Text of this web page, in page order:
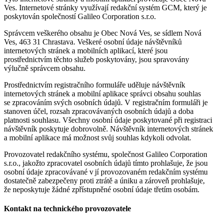
Ves. Internetové stránky využívají redakční systém GCM, který je
poskytován společností Galileo Corporation s.r.o.
Správcem veškerého obsahu je Obec Nová Ves, se sídlem Nová
Ves, 463 31 Chrastava. Veškeré osobní údaje návštěvníků
internetových stránek a mobilních aplikací, které jsou
prostřednictvím těchto služeb poskytovány, jsou spravovány
výlučně správcem obsahu.
Prostřednictvím registračního formuláře uděluje návštěvník
internetových stránek a mobilní aplikace správci obsahu souhlas
se zpracováním svých osobních údajů. V registračním formuláři je
stanoven účel, rozsah zpracovávaných osobních údajů a doba
platnosti souhlasu. Všechny osobní údaje poskytované při registraci
návštěvník poskytuje dobrovolně. Návštěvník internetových stránek
a mobilní aplikace má možnost svůj souhlas kdykoli odvolat.
Provozovatel redakčního systému, společnost Galileo Corporation
s.r.o., jakožto zpracovatel osobních údajů tímto prohlašuje, že jsou
osobní údaje zpracovávané v jí provozovaném redakčním systému
dostatečně zabezpečeny proti ztrátě a úniku a zároveň prohlašuje,
že neposkytuje žádné zpřístupněné osobní údaje třetím osobám.
Kontakt na technického provozovatele